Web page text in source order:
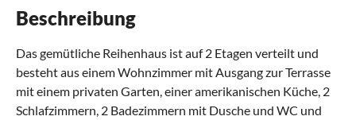
Beschreibung
Das gemütliche Reihenhaus ist auf 2 Etagen verteilt und
besteht aus einem Wohnzimmer mit Ausgang zur Terrasse
mit einem privaten Garten, einer amerikanischen Küche, 2
Schlafzimmern, 2 Badezimmern mit Dusche und WC und